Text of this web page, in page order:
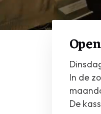
In de
De